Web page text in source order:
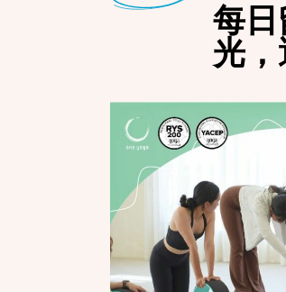
每日
光，